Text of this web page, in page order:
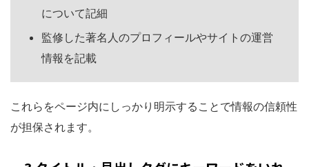
について記細
監修した著名人のプロフィールやサイトの運営
情報を記載
これらをページ内にしっかり明示することで情報の信頼性
が担保されます。